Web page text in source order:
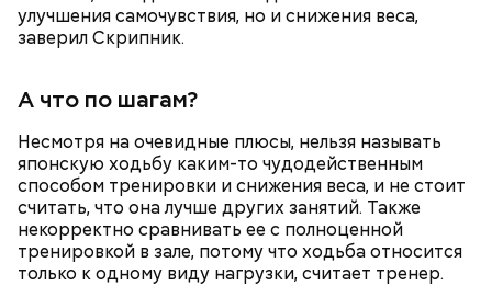
улучшения самочувствия, но и снижения веса,
заверил Скрипник.
А что по шагам?
Несмотря на очевидные плюсы, нельзя называть
японскую ходьбу каким-то чудодейственным
способом тренировки и снижения веса, и не стоит
считать, что она лучше других занятий. Также
некорректно сравнивать ее с полноценной
тренировкой в зале, потому что ходьба относится
только к одному виду нагрузки, считает тренер.
День малины со сливками
брынза;
растительное масло;
помидоры черри либо грунтовые.